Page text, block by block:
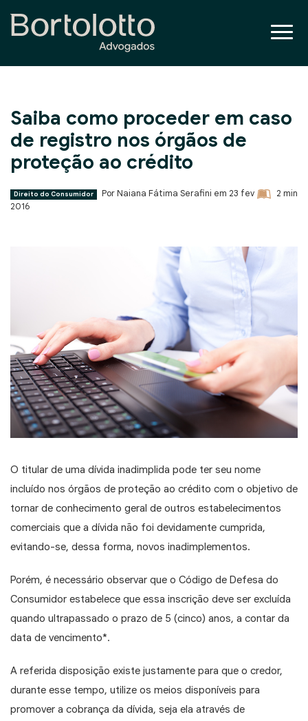
Saiba como proceder em caso
de registro nos órgãos de
proteção ao crédito
Direito do Consumidor Por Naiana Fátima Serafini em 23 fev
2016
2 min
O titular de uma dívida inadimplida pode ter seu nome
incluído nos órgãos de proteção ao crédito com o objetivo de
tornar de conhecimento geral de outros estabelecimentos
comerciais que a dívida não foi devidamente cumprida,
evitando-se, dessa forma, novos inadimplementos.
Porém, é necessário observar que o Código de Defesa do
Consumidor estabelece que essa inscrição deve ser excluída
quando ultrapassado o prazo de 5 (cinco) anos, a contar da
data de vencimento*.
A referida disposição existe justamente para que o credor,
durante esse tempo, utilize os meios disponíveis para
promover a cobrança da dívida, seja ela através de